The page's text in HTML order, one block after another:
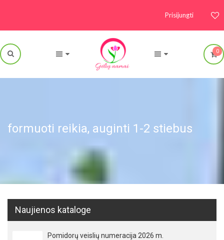
Prisijungti
0
formuoti reikia, auginti 1-2 stiebus
Naujienos kataloge
Pomidorų veislių numeracija 2026 m.